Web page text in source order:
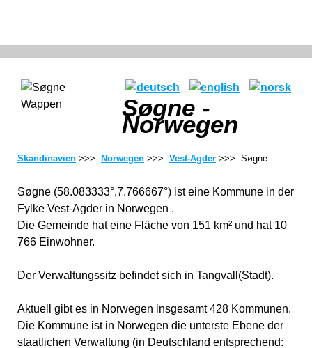
Søgne -
Norwegen
Skandinavien >>> Norwegen >>> Vest-Agder >>> Søgne
Søgne (58.083333°,7.766667°) ist eine Kommune in der
Fylke Vest-Agder in Norwegen .
Die Gemeinde hat eine Fläche von 151 km² und hat 10
766 Einwohner.
Der Verwaltungssitz befindet sich in Tangvall(Stadt).
Aktuell gibt es in Norwegen insgesamt 428 Kommunen.
Die Kommune ist in Norwegen die unterste Ebene der
staatlichen Verwaltung (in Deutschland entsprechend: